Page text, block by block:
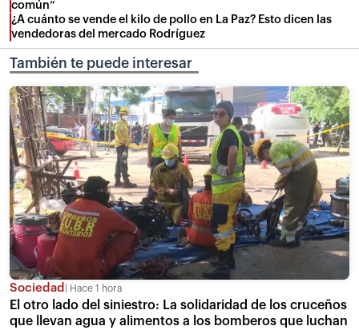
común”
¿A cuánto se vende el kilo de pollo en La Paz? Esto dicen las
vendedoras del mercado Rodríguez
También te puede interesar
Sociedad Hace 1 hora
El otro lado del siniestro: La solidaridad de los cruceños
que llevan agua y alimentos a los bomberos que luchan